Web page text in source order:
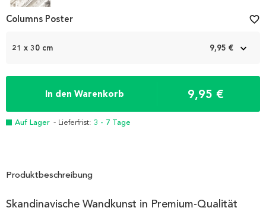
1
21 x 30 cm 9,95 €
In den Warenkorb 9,95 €
Auf Lager - Lieferfrist: 3 - 7 Tage
Columns Poster favorite_border
Produktbeschreibung
Skandinavische Wandkunst in Premium-Qualität